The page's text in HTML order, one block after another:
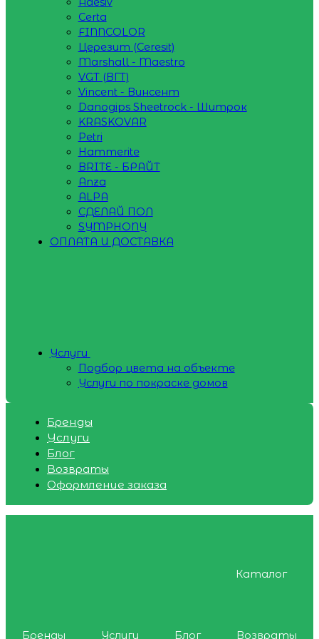
Certa
FINNCOLOR
Церезит (Ceresit)
Marshall - Maestro
VGT (ВГТ)
Vincent - Винсент
Danogips Sheetrock - Шитрок
KRASKOVAR
Petri
Hammerite
BRITE - БРАЙТ
Anza
ALPA
СДЕЛАЙ ПОЛ
SYMPHONY
ОПЛАТА И ДОСТАВКА
Услуги
Подбор цвета на объекте
Услуги по покраске домов
Бренды
Услуги
Блог
Возвраты
Оформление заказа
Каталог
Бренды Услуги Блог
Возвраты